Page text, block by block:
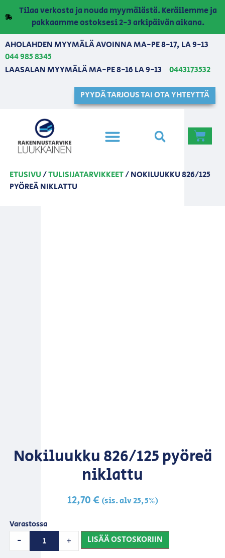
Tilaa verkosta ja nouda myymälästä. Keräilemme ja
pakkaamme ostoksesi 2-3 arkipäivän aikana.
AHOLAHDEN MYYMÄLÄ AVOINNA MA-PE 8-17, LA 9-13
044 985 8345
LAASALAN MYYMÄLÄ MA-PE 8-16 LA 9-13
0443173532
PYYDÄ TARJOUS TAI OTA YHTEYTTÄ
ETUSIVU/TULISIJATARVIKKEET/ NOKILUUKKU 826/125
PYÖREÄ NIKLATTU
Nokiluukku 826/125 pyöreä
niklattu
12,70€ (sis. alv 25,5%)
Varastossa
- + LISÄÄ OSTOSKORIIN